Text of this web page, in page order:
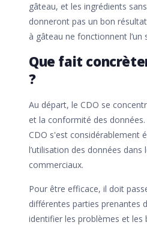
gâteau, et les ingrédients
donneront pas un bon
à gâteau ne fonctionnent l’un
Que fait
?
Au départ, le CDO se
et la conformité des
CDO s'est considérablement
l’utilisation des données dans
commerciaux.
Pour être efficace, il doit
différentes parties prenantes
identifier les problèmes et les